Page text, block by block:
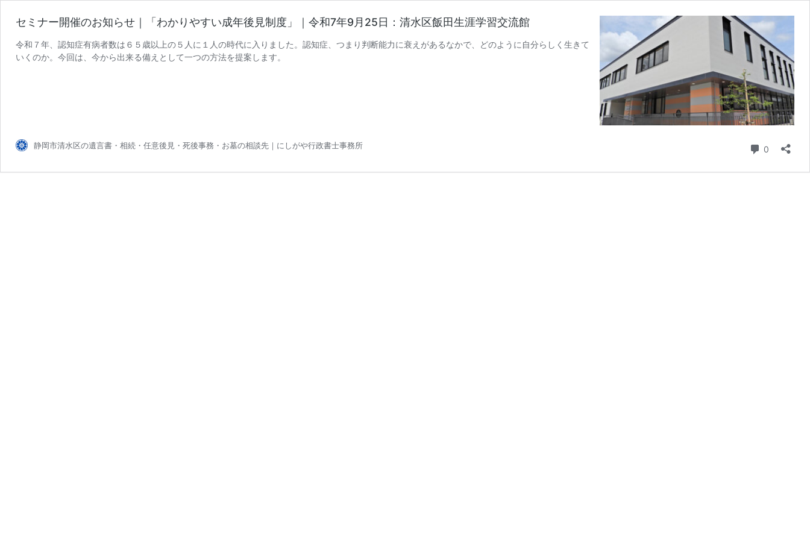
セミナー開催のお知らせ｜「わかりやすい成年後見制度」｜令和7年9月25日：清水区飯田生涯学習交流館
令和７年、認知症有病者数は６５歳以上の５人に１人の時代に入りました。認知症、つまり判断能力に衰えがあるなかで、どのように自分らしく生きて
いくのか。今回は、今から出来る備えとして一つの方法を提案します。
静岡市清水区の遺言書・相続・任意後見・死後事務・お墓の相談先｜にしがや行政書士事務所 0 コメント